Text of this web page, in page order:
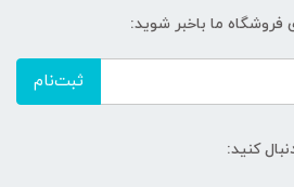
ما باخبر شوید:
ثبت‌نام
کنید: